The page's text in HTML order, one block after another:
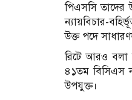
পিএসসি তাদের
ন্যায়বিচার-
উক্ত পদে
রিটে আরও বলা
৪১তম বিসিএস
উপযুক্ত।